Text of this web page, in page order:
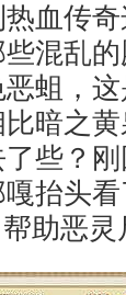
血传
混乱
蛆，
暗之
些？
抬头
助恶